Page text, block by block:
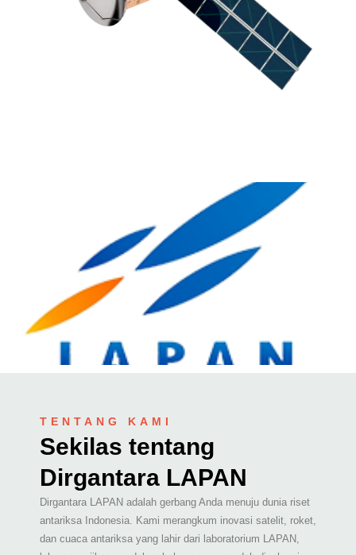
TENTANG KAMI
Sekilas tentang
Dirgantara LAPAN
Dirgantara LAPAN adalah gerbang Anda menuju dunia riset
antariksa Indonesia. Kami merangkum inovasi satelit, roket,
dan cuaca antariksa yang lahir dari laboratorium LAPAN,